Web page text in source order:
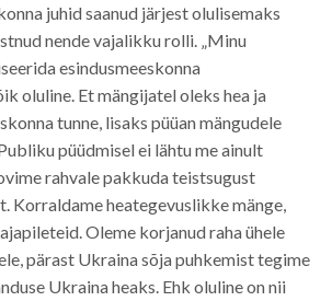
juhid saanud järjest olulisemaks
nende vajalikku rolli. „Minu
esindusmeeskonna
oluline. Et mängijatel oleks hea ja
tunne, lisaks püüan mängudele
püüdmisel ei lähtu me ainult
rahvale pakkuda teistsugust
Korraldame heategevuslikke mänge,
Oleme korjanud raha ühele
pärast Ukraina sõja puhkemist tegime
Ukraina heaks. Ehk oluline on nii